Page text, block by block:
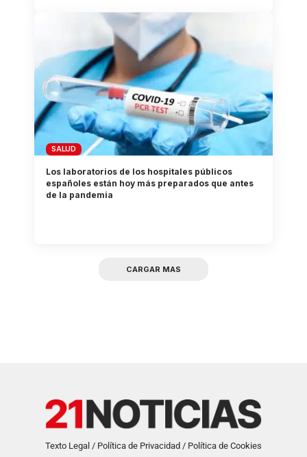
SALUD
Los laboratorios de los hospitales públicos
españoles están hoy más preparados que antes
de la pandemia
CARGAR MAS
Texto Legal / Política de Privacidad / Política de Cookies